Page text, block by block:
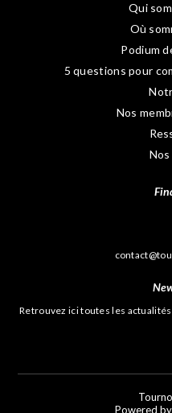
Qui
Où
Podium
5 questions pour
Nos
Retrouvez ici toutes les
Powered